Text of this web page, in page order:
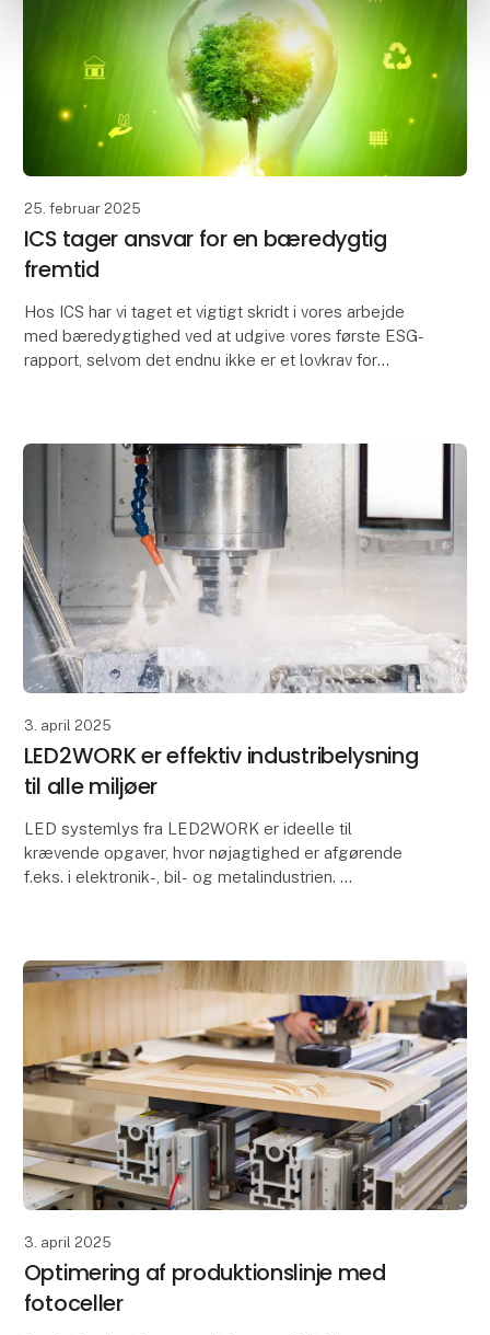
25. februar 2025
ICS tager ansvar for en bæredygtig
fremtid
Hos ICS har vi taget et vigtigt skridt i vores arbejde
med bæredygtighed ved at udgive vores første ESG-
rapport, selvom det endnu ikke er et lovkrav for
3. april 2025
LED2WORK er effektiv industribelysning
til alle miljøer
LED systemlys fra LED2WORK er ideelle til
krævende opgaver, hvor nøjagtighed er afgørende
f.eks. i elektronik-, bil- og metalindustrien.
3. april 2025
Optimering af produktionslinje med
fotoceller